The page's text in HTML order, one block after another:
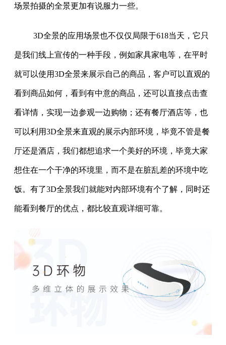
场景拍摄的全景更加有说服力一些。
3D全景的应用场景也不仅仅局限于618当天，它只
是我们线上宣传的一种手段，例如家具家电等，在平时
就可以使用3D全景来展示自己的商品，客户可以直观的
看到商品如何，看到有中意的商品，还可以直接点击查
看详情，实现一边参观一边购物；还有餐厅酒店等，也
可以利用3D全景来直观的展示内部环境，毕竟不管是餐
厅还是酒店，我们都想追求一个美好的环境，毕竟大家
想住在一个干净的环境里，而不是在脏乱差的环境中吃
饭。有了3D全景我们就能对内部环境有个了解，同时还
能看到餐厅的优点，都比较直观详细可靠。